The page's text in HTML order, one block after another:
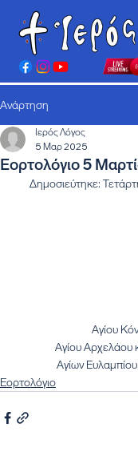
Ανάρτηση
Εορτολόγιο 5
Ιερός Λόγος
5 Μαρ 2025
Δημοσιεύτηκε:
Αγίου
Αγίου Αρχελάου
Αγίων
Εορτολόγιο